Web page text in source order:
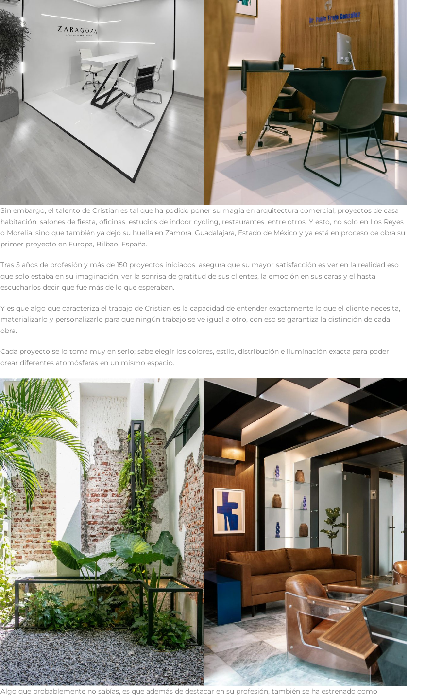
Sin embargo, el talento de Cristian es tal que ha podido poner su magia en arquitectura comercial, proyectos de casa
habitación, salones de fiesta, oficinas, estudios de indoor cycling, restaurantes, entre otros. Y esto, no solo en Los Reyes
o Morelia, sino que también ya dejó su huella en Zamora, Guadalajara, Estado de México y ya está en proceso de obra su
primer proyecto en Europa, Bilbao, España.
Tras 5 años de profesión y más de 150 proyectos iniciados, asegura que su mayor satisfacción es ver en la realidad eso
que solo estaba en su imaginación, ver la sonrisa de gratitud de sus clientes, la emoción en sus caras y el hasta
escucharlos decir que fue más de lo que esperaban.
Y es que algo que caracteriza el trabajo de Cristian es la capacidad de entender exactamente lo que el cliente necesita,
materializarlo y personalizarlo para que ningún trabajo se ve igual a otro, con eso se garantiza la distinción de cada
obra.
Cada proyecto se lo toma muy en serio; sabe elegir los colores, estilo, distribución e iluminación exacta para poder
crear diferentes atomósferas en un mismo espacio.
Algo que probablemente no sabías, es que además de destacar en su profesión, también se ha estrenado como